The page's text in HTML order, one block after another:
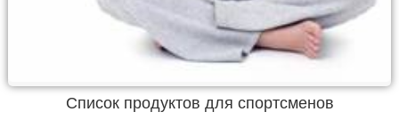
Список продуктов для спортсменов